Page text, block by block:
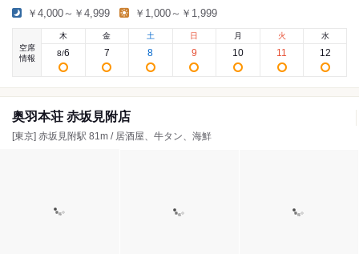
￥4,000～￥4,999 ￥1,000～￥1,999
空席
情報
木
8/6
金
7
土
8
日
9
月
10
火
11
水
12
奥羽本荘 赤坂見附店
[東京] 赤坂見附駅 81m / 居酒屋、牛タン、海鮮